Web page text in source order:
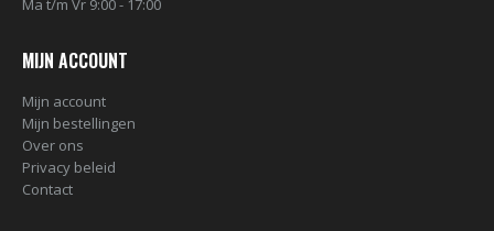
Ma t/m Vr 9:00 - 17:00
MIJN ACCOUNT
Mijn account
Mijn bestellingen
Over ons
Privacy beleid
Contact